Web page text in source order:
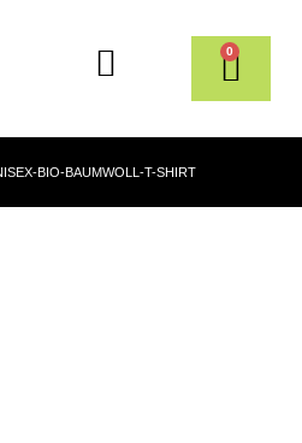
0
BIO-BAUMWOLL-T-SHIRT